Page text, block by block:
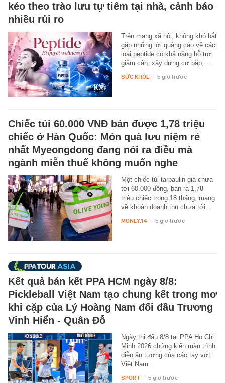
kéo theo trào lưu tự tiêm tại nhà, cảnh báo
nhiều rủi ro
Trên mạng xã hội, không khó bắt
gặp những lời quảng cáo về các
loại peptide có khả năng hỗ trợ
giảm cân, xây dựng cơ bắp,…
SỨC KHỎE - 5 giờ trước
Chiếc túi 60.000 VNĐ bán được 1,78 triệu
chiếc ở Hàn Quốc: Món quà lưu niệm rẻ
nhất Myeongdong đang nói ra điều mà
ngành miễn thuế không muốn nghe
Một chiếc túi tarpaulin giá chưa
tới 60.000 đồng, bán ra 1,78
triệu chiếc trong 18 tháng, mang
về khoản doanh thu chưa tới…
MONEY.14 - 5 giờ trước
Kết quả bán kết PPA HCM ngày 8/8:
Pickleball Việt Nam tạo chung kết trong mơ
khi cặp của Lý Hoàng Nam đối đầu Trương
Vinh Hiển - Quân Đỗ
Ngày thi đấu 8/8 tại PPA Ho Chi
Minh 2026 chứng kiến màn trình
diễn ấn tượng của các tay vợt
Việt Nam.
SPORT - 5 giờ trước